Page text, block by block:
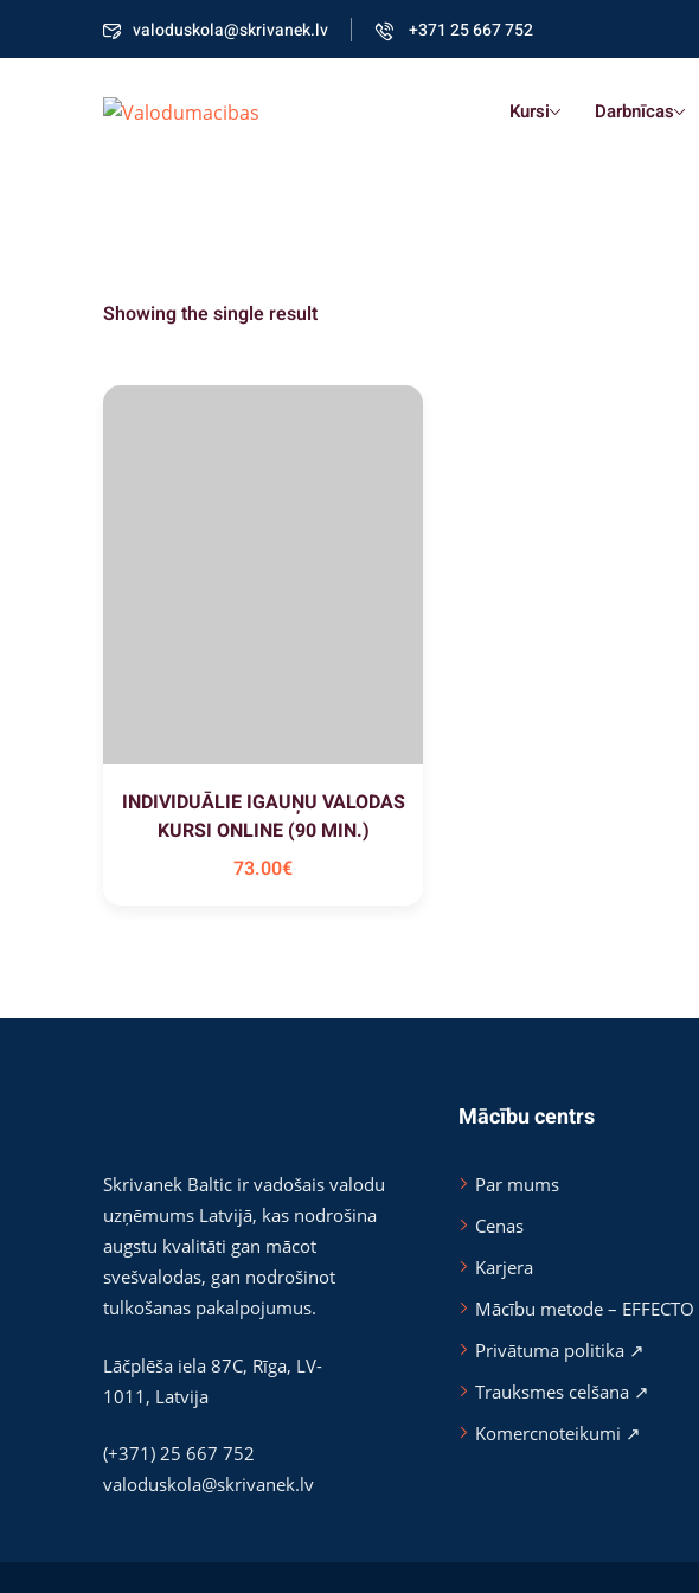
valoduskola@skrivanek.lv +371 25 667 752
Kursi Darbnīcas
Showing the single result
INDIVIDUĀLIE IGAUŅU VALODAS
KURSI ONLINE (90 MIN.)
73.00€
Skrivanek Baltic ir vadošais valodu
uzņēmums Latvijā, kas nodrošina
augstu kvalitāti gan mācot
svešvalodas, gan nodrošinot
tulkošanas pakalpojumus.
Lāčplēša iela 87C, Rīga, LV-
1011 , Latvija
(+371) 25 667 752
valoduskola@skrivanek.lv
Mācību centrs
Par mums
Cenas
Karjera
Mācību metode – EFFECTO
Privātuma politika ↗
Trauksmes celšana ↗
Komercnoteikumi ↗